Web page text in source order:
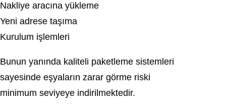
Nakliye aracına yükleme
Yeni adrese taşıma
Kurulum işlemleri
Bunun yanında kaliteli paketleme sistemleri
sayesinde eşyaların zarar görme riski
minimum seviyeye indirilmektedir.